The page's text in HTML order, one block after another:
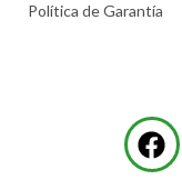
Política de Garantía